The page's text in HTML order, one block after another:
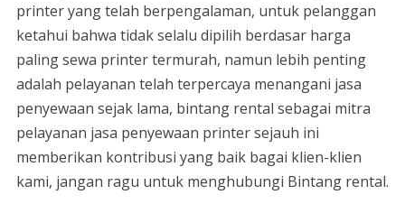
printer yang telah berpengalaman, untuk pelanggan
ketahui bahwa tidak selalu dipilih berdasar harga
paling sewa printer termurah, namun lebih penting
adalah pelayanan telah terpercaya menangani jasa
penyewaan sejak lama, bintang rental sebagai mitra
pelayanan jasa penyewaan printer sejauh ini
memberikan kontribusi yang baik bagai klien-klien
kami, jangan ragu untuk menghubungi Bintang rental.